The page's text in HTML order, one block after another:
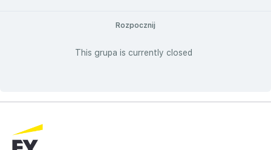
Rozpocznij
This grupa is currently closed